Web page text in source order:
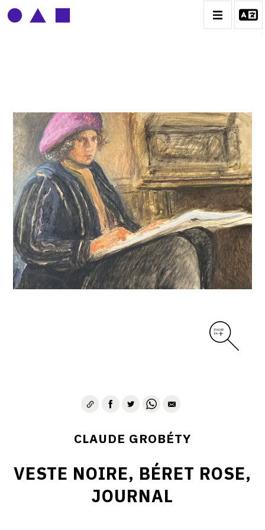
BIOGRAPHIE
CATALOGUE DES OEUVRES
CONTACT
CLAUDE GROBÉTY
VESTE NOIRE, BÉRET ROSE,
JOURNAL